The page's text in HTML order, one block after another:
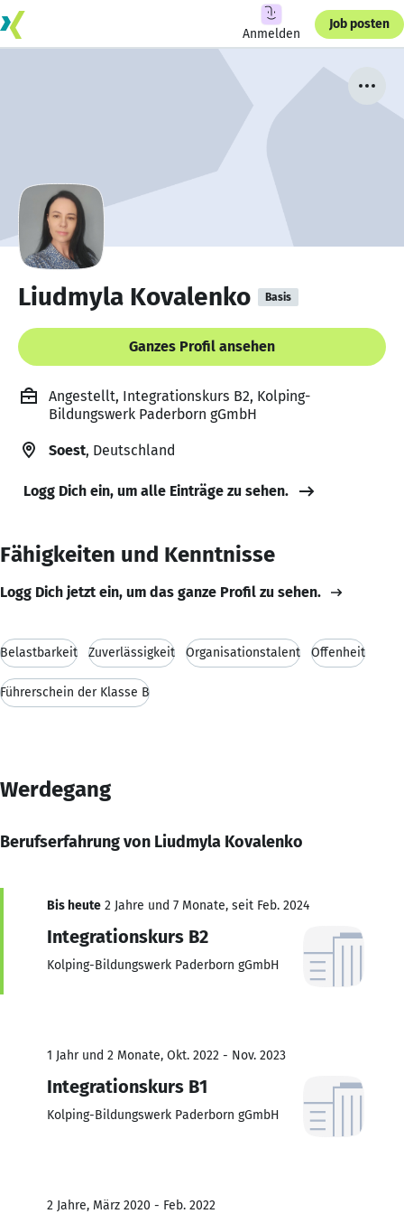
Anmelden
Job posten
Liudmyla Kovalenko Basis
Ganzes Profil ansehen
Angestellt, Integrationskurs B2, Kolping-
Bildungswerk Paderborn gGmbH
Soest, Deutschland
Logg Dich ein, um alle Einträge zu sehen.
Fähigkeiten und Kenntnisse
Logg Dich jetzt ein, um das ganze Profil zu sehen.
Belastbarkeit Zuverlässigkeit Organisationstalent Offenheit
Führerschein der Klasse B
Werdegang
Berufserfahrung von Liudmyla Kovalenko
Bis heute 2 Jahre und 7 Monate, seit Feb. 2024
Integrationskurs B2
Kolping-Bildungswerk Paderborn gGmbH
1 Jahr und 2 Monate, Okt. 2022 - Nov. 2023
Integrationskurs B1
Kolping-Bildungswerk Paderborn gGmbH
2 Jahre, März 2020 - Feb. 2022